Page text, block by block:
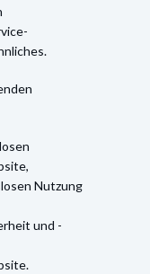
Nutzung
und -